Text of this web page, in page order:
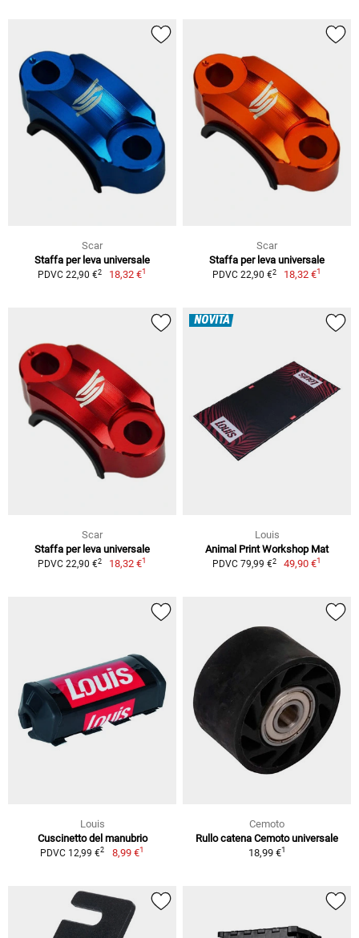
Scar
Staffa per leva universale
PDVC 22,90 €2 18,32 €1
Scar
Staffa per leva universale
PDVC 22,90 €2 18,32 €1
Scar
Staffa per leva universale
PDVC 22,90 €2 18,32 €1
NOVITÀ
Louis
Animal Print Workshop Mat
PDVC 79,99 €2 49,90 €1
Louis
Cuscinetto del manubrio
PDVC 12,99 €2 8,99 €1
Cemoto
Rullo catena Cemoto universale
18,99 €1